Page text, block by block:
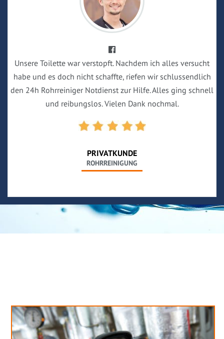
Unsere Toilette war verstopft. Nachdem ich alles versucht
habe und es doch nicht schaffte, riefen wir schlussendlich
den 24h Rohrreiniger Notdienst zur Hilfe. Alles ging schnell
und reibungslos. Vielen Dank nochmal.
PRIVATKUNDE
ROHRREINIGUNG